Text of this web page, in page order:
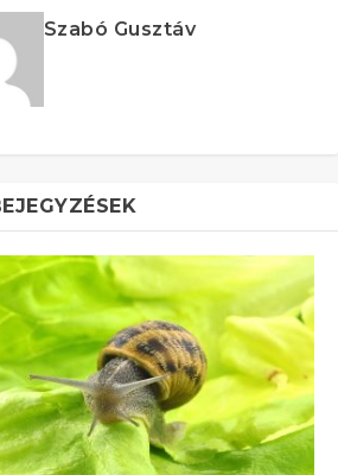
Szabó Gusztáv